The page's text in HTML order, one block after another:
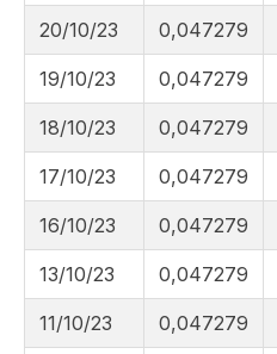
20/10/23 0,047279
19/10/23 0,047279
18/10/23 0,047279
17/10/23 0,047279
16/10/23 0,047279
13/10/23 0,047279
11/10/23 0,047279